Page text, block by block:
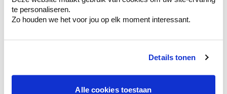
te personaliseren.
Zo houden we het voor jou op elk moment interessant.
Details tonen
Alle cookies toestaan
en je meubels.